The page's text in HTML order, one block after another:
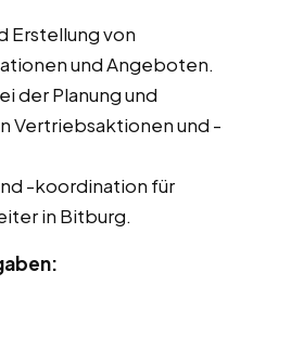
Erstellung von
und Angeboten.
der Planung und
Vertriebsaktionen und -
-koordination für
in Bitburg.